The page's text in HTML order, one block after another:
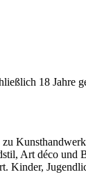
18 Jahre
Art déco und
Kinder,